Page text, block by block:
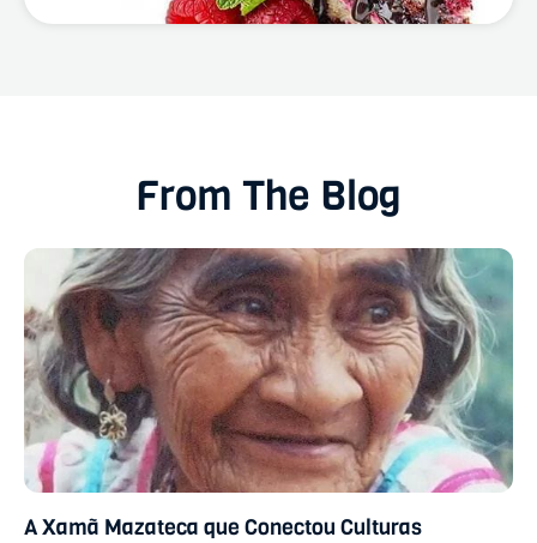
From The Blog
A Xamã Mazateca que Conectou Culturas